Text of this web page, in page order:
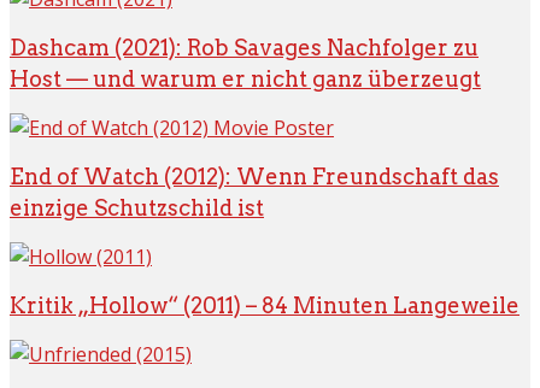
Dashcam (2021): Rob Savages Nachfolger zu
Host — und warum er nicht ganz überzeugt
End of Watch (2012): Wenn Freundschaft das
einzige Schutzschild ist
Kritik „Hollow“ (2011) – 84 Minuten Langeweile